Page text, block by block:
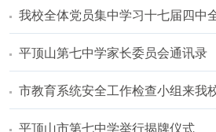
我校全体党员集中学习十七届四中
平顶山第七中学家长委员会通讯录
市教育系统安全工作检查小组来我
平顶山市第七中学举行揭牌仪式